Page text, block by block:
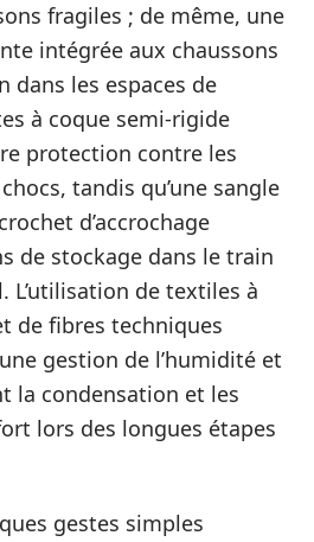
fragiles ; de même, une
intégrée aux chaussons
dans les espaces de
à coque semi-rigide
protection contre les
tandis qu’une sangle
d’accrochage
de stockage dans le train
L’utilisation de textiles à
de fibres techniques
gestion de l’humidité et
la condensation et les
lors des longues étapes
gestes simples